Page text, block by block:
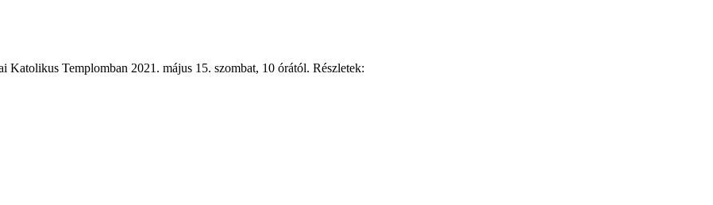
Templomban 2021. május 15. szombat, 10 órától. Részletek: